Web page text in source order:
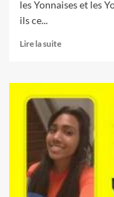
les Yonnaises et les
ils ce...
Lire la suiteEn
sur
[Audio]
Féminisme
à
La
Roche-
sur-
Yon
(y’a